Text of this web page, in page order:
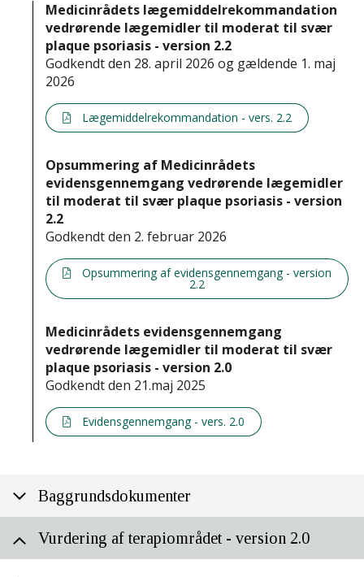
Medicinrådets lægemiddelrekommandation
vedrørende lægemidler til moderat til svær
plaque psoriasis - version 2.2
Godkendt den 28. april 2026 og gældende 1. maj
2026
Lægemiddelrekommandation - vers. 2.2
Opsummering af Medicinrådets
evidensgennemgang vedrørende lægemidler
til moderat til svær plaque psoriasis - version
2.2
Godkendt den 2. februar 2026
Opsummering af evidensgennemgang - version
2.2
Medicinrådets evidensgennemgang
vedrørende lægemidler til moderat til svær
plaque psoriasis - version 2.0
Godkendt den 21.maj 2025
Evidensgennemgang - vers. 2.0
Baggrundsdokumenter
Vurdering af terapiområdet - version 2.0